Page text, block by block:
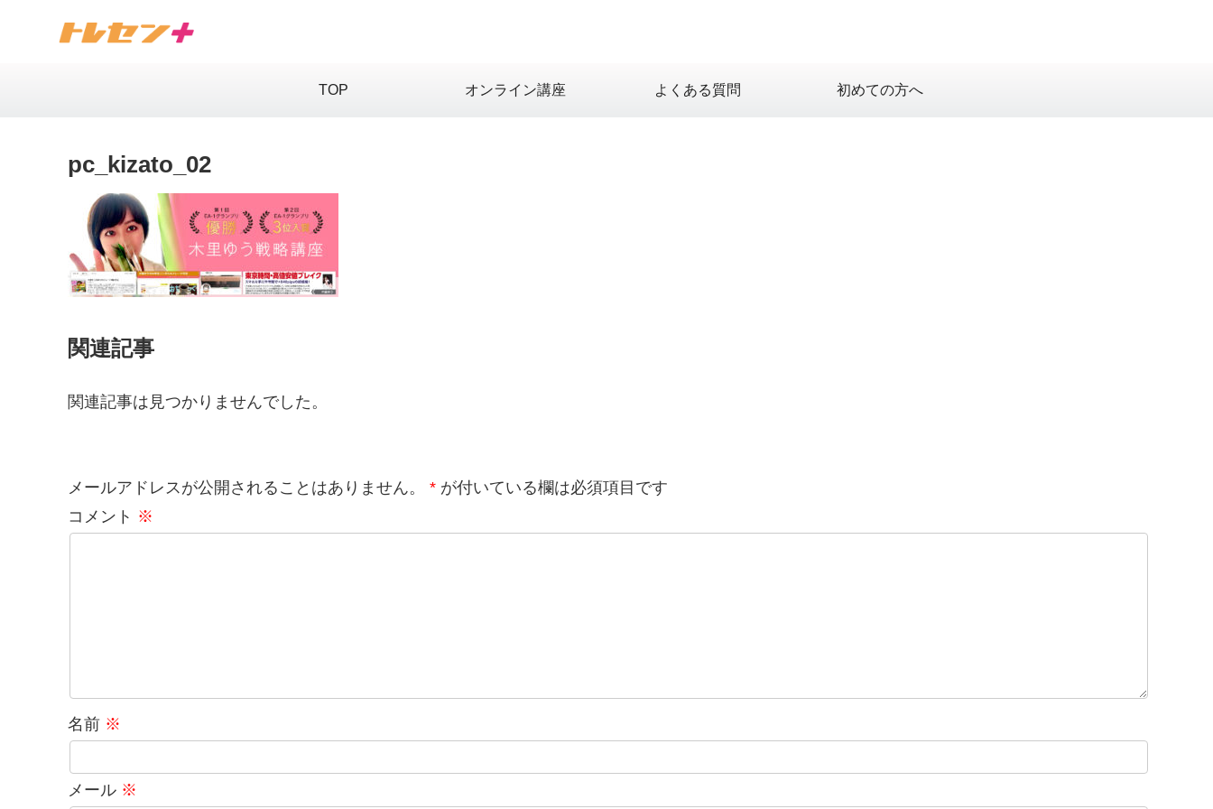
TOP オンライン講座 よくある質問 初めての方へ
pc_kizato_02
関連記事
関連記事は見つかりませんでした。
メールアドレスが公開されることはありません。 *が付いている欄は必須項目です
コメント ※
名前 ※
メール ※